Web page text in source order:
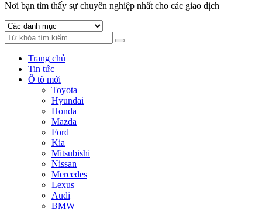
Nơi bạn tìm thấy sự chuyên nghiệp nhất cho các giao dịch
Trang chủ
Tin tức
Ô tô mới
Toyota
Hyundai
Honda
Mazda
Ford
Kia
Mitsubishi
Nissan
Mercedes
Lexus
Audi
BMW